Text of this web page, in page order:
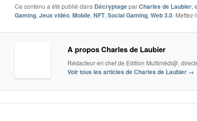
Ce contenu a été publié dans DécryptageparCharles de Laubier,
Gaming, Jeux vidéo, Mobile, NFT, Social Gaming, Web 3.0.
A propos Charles de Laubier
Rédacteur en chef de Edition Multimédi@,
Voir tous les articles de Charles de Laubier →